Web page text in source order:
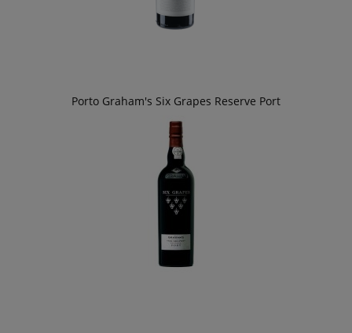
Porto Graham's Six Grapes Reserve Port